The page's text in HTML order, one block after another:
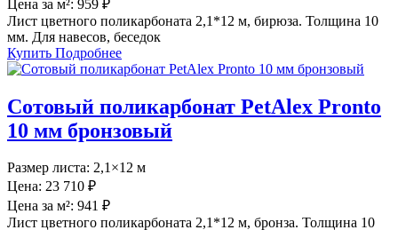
Цена за м²: 959 ₽
Лист цветного поликарбоната 2,1*12 м, бирюза. Толщина 10
мм. Для навесов, беседок
Купить Подробнее
Сотовый поликарбонат PetAlex Pronto
10 мм бронзовый
Размер листа: 2,1×12 м
Цена: 23 710 ₽
Цена за м²: 941 ₽
Лист цветного поликарбоната 2,1*12 м, бронза. Толщина 10